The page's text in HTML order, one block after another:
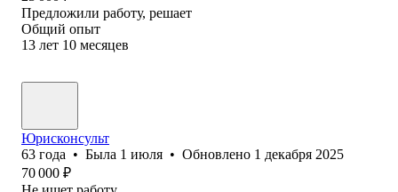
Предложили работу, решает
Общий опыт
13 лет 10 месяцев
Юрисконсульт
63 года • Была 1 июля • Обновлено 1 декабря 2025
70 000 ₽